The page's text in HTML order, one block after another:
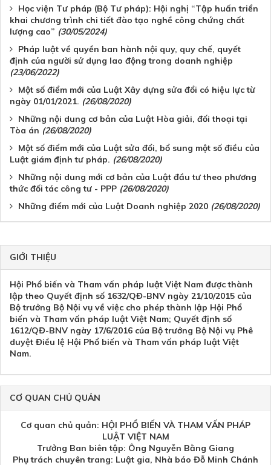
Học viện Tư pháp (Bộ Tư pháp): Hội nghị “Tập huấn triển
khai chương trình chi tiết đào tạo nghề công chứng chất
lượng cao” (30/05/2024)
Pháp luật về quyền ban hành nội quy, quy chế, quyết
định của người sử dụng lao động trong doanh nghiệp
(23/06/2022)
Một số điểm mới của Luật Xây dựng sửa đổi có hiệu lực từ
ngày 01/01/2021. (26/08/2020)
Những nội dung cơ bản của Luật Hòa giải, đối thoại tại
Tòa án (26/08/2020)
Một số điểm mới của Luật sửa đổi, bổ sung một số điều của
Luật giám định tư pháp. (26/08/2020)
Những nội dung mới cơ bản của Luật đầu tư theo phương
thức đối tác công tư - PPP (26/08/2020)
Những điểm mới của Luật Doanh nghiệp 2020 (26/08/2020)
GIỚI THIỆU
Hội Phổ biến và Tham vấn pháp luật Việt Nam được thành
lập theo Quyết định số 1632/QĐ-BNV ngày 21/10/2015 của
Bộ trưởng Bộ Nội vụ về việc cho phép thành lập Hội Phổ
biến và Tham vấn pháp luật Việt Nam; Quyết định số
1612/QĐ-BNV ngày 17/6/2016 của Bộ trưởng Bộ Nội vụ Phê
duyệt Điều lệ Hội Phổ biến và Tham vấn pháp luật Việt
Nam.
CƠ QUAN CHỦ QUẢN
Cơ quan chủ quản: HỘI PHỔ BIẾN VÀ THAM VẤN PHÁP
LUẬT VIỆT NAM
Trưởng Ban biên tập: Ông Nguyễn Bằng Giang
Phụ trách chuyên trang: Luật gia, Nhà báo Đỗ Minh Chánh